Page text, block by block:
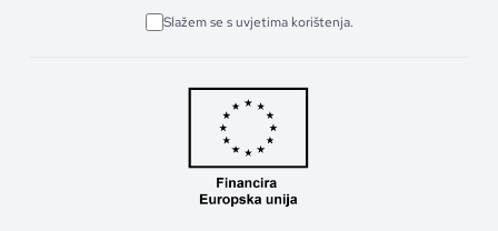
Slažem se s uvjetima korištenja.